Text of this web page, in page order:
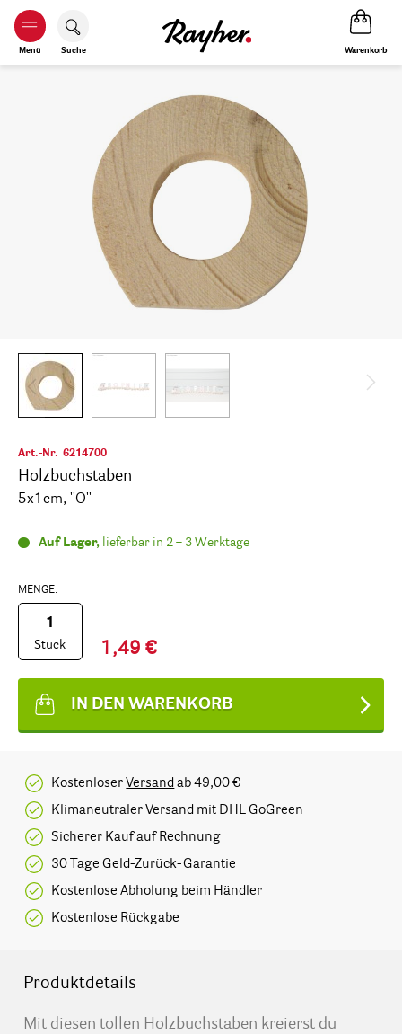
Menü Suche Warenkorb
Art.-Nr. 6214700
Holzbuchstaben
5x1cm, ''O''
Auf Lager, lieferbar in 2 – 3 Werktage
IN DEN WARENKORB
MENGE:
Stück 1,49 €
KostenloserVersand ab 49,00 €
Klimaneutraler Versand mit DHL GoGreen
Sicherer Kauf auf Rechnung
30 Tage Geld-Zurück-Garantie
Kostenlose Abholung beim Händler
Kostenlose Rückgabe
Produktdetails
Mit diesen tollen Holzbuchstaben kreierst du